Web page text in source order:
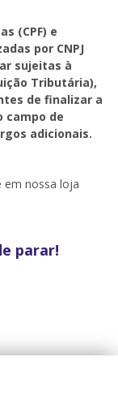
(CPF) e
por CNPJ
sujeitas à
Tributária),
de finalizar a
campo de
adicionais.
em nossa loja
parar!